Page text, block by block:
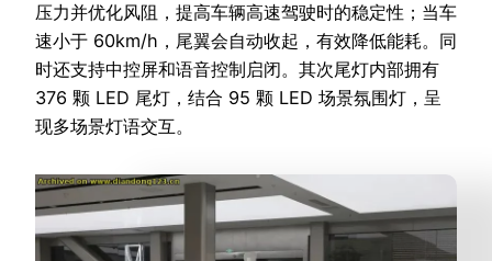
压力并优化风阻，提高车辆高速驾驶时的稳定性；当车
速小于 60km/h，尾翼会自动收起，有效降低能耗。同
时还支持中控屏和语音控制启闭。其次尾灯内部拥有
376 颗 LED 尾灯，结合 95 颗 LED 场景氛围灯，呈
现多场景灯语交互。